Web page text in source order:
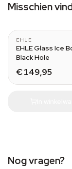
Misschien
EHLE
EHLE Glass Ice
Black Hole
€ 149,95
Nog vragen?